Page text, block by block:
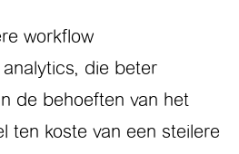
workflow
die beter
de behoeften van het
ten koste van een steilere